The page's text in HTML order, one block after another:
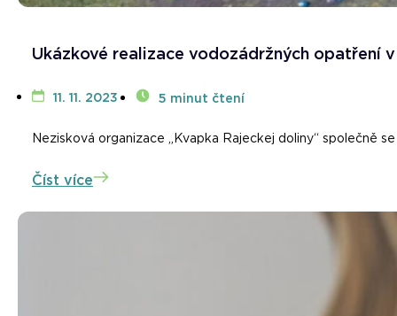
Ukázkové realizace vodozádržných opatření
11. 11. 2023 5 minut čtení
Nezisková organizace „Kvapka Rajeckej doliny“ společně
Číst více